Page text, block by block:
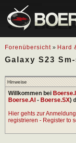
Forenübersicht » Hard
Galaxy S23
Hinweise
Willkommen bei
Boerse.AI - Boerse.SX)
Hier gehts zur
registrieren - Register to